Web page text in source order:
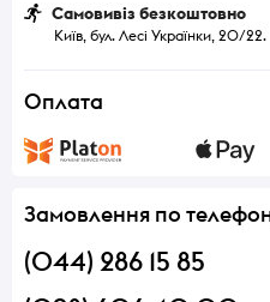
Самовивіз безкоштовно
Київ, бул. Лесі Українки, 20/22.
Оплата
Замовлення по
(044) 286 15 85